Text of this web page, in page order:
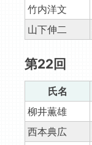
竹内洋文
山下伸二
第22回
氏名
柳井薫雄
西本典広